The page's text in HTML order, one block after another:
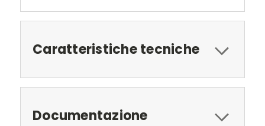
Caratteristiche tecniche
Documentazione